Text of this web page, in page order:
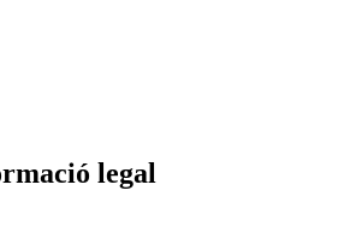
legal